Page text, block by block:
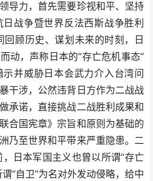
力，首先需要珍视和平、坚持
战争暨世界反法西斯战争胜利
顾历史、谋划未来的时刻，日
动，声称日本的“存亡危机事态”
并威胁日本会武力介入台湾问
干涉，公然违背日方作为二战战
承诺，直接挑战二战胜利成果和
合国宪章》宗旨和原则为基础的
乃至世界和平带来严重隐患。二
日本军国主义也曾以所谓“存亡
“自卫”为名对外发动侵略，给中